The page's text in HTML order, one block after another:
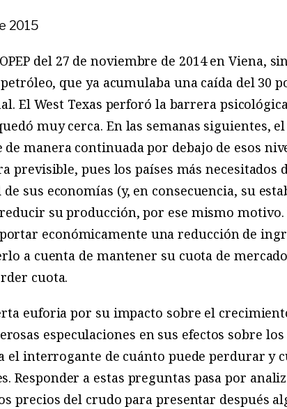
2015
del 27 de noviembre de 2014 en Viena,
que ya acumulaba una caída del 30
El West Texas perforó la barrera
muy cerca. En las semanas siguientes,
manera continuada por debajo de esos
previsible, pues los países más necesitados
sus economías (y, en consecuencia, su
su producción, por ese mismo motivo.
económicamente una reducción de
a cuenta de mantener su cuota de
cuota.
euforia por su impacto sobre el
especulaciones en sus efectos sobre
el interrogante de cuánto puede perdurar y
Responder a estas preguntas pasa por
precios del crudo para presentar después